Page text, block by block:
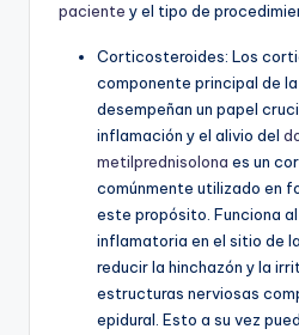
paciente y el tipo de
Corticosteroides: Los
componente principal de
desempeñan un papel
inflamación y el alivio del
metilprednisolona es un
comúnmente utilizado en
este propósito. Funciona
inflamatoria en el sitio de
reducir la hinchazón y la
estructuras nerviosas
epidural. Esto a su vez